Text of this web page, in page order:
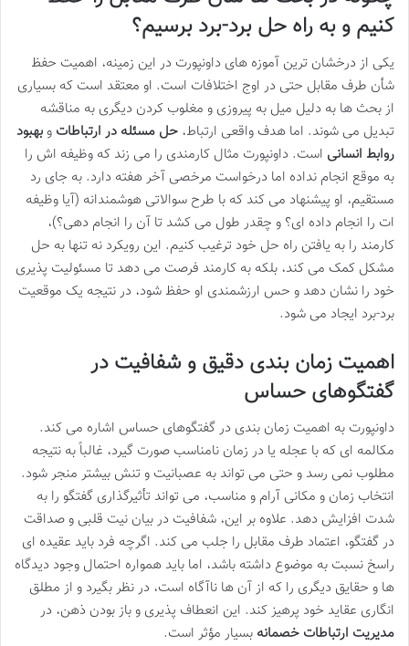
کنیم و به راه حل برد-برد برسیم؟
یکی از درخشان ترین آموزه های داونپورت در این زمینه، اهمیت حفظ
شأن طرف مقابل حتی در اوج اختلافات است. او معتقد است که بسیاری
از بحث ها به دلیل میل به پیروزی و مغلوب کردن دیگری به مناقشه
تبدیل می شوند. اما هدف واقعی ارتباط، حل مسئله در ارتباطات و بهبود
روابط انسانی است. داونپورت مثال کارمندی را می زند که وظیفه اش را
به موقع انجام نداده اما درخواست مرخصی آخر هفته دارد. به جای رد
مستقیم، او پیشنهاد می کند که با طرح سوالاتی هوشمندانه (آیا وظیفه
ات را انجام داده ای؟ و چقدر طول می کشد تا آن را انجام دهی؟)،
کارمند را به یافتن راه حل خود ترغیب کنیم. این رویکرد نه تنها به حل
مشکل کمک می کند، بلکه به کارمند فرصت می دهد تا مسئولیت پذیری
خود را نشان دهد و حس ارزشمندی او حفظ شود، در نتیجه یک موقعیت
برد-برد ایجاد می شود.
اهمیت زمان بندی دقیق و شفافیت در
گفتگوهای حساس
داونپورت به اهمیت زمان بندی در گفتگوهای حساس اشاره می کند.
مکالمه ای که با عجله یا در زمان نامناسب صورت گیرد، غالباً به نتیجه
مطلوب نمی رسد و حتی می تواند به عصبانیت و تنش بیشتر منجر شود.
انتخاب زمان و مکانی آرام و مناسب، می تواند تأثیرگذاری گفتگو را به
شدت افزایش دهد. علاوه بر این، شفافیت در بیان نیت قلبی و صداقت
در گفتگو، اعتماد طرف مقابل را جلب می کند. اگرچه فرد باید عقیده ای
راسخ نسبت به موضوع داشته باشد، اما باید همواره احتمال وجود دیدگاه
ها و حقایق دیگری را که از آن ها ناآگاه است، در نظر بگیرد و از مطلق
انگاری عقاید خود پرهیز کند. این انعطاف پذیری و باز بودن ذهن، در
مدیریت ارتباطات خصمانه بسیار مؤثر است.